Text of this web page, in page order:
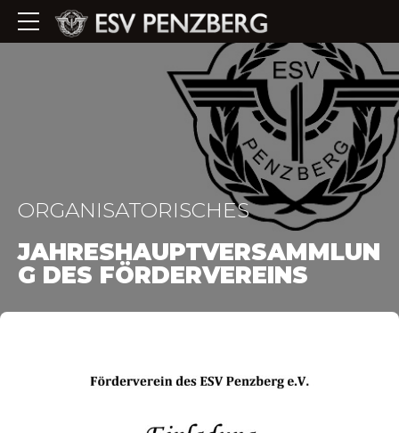
ORGANISATORISCHES
JAHRESHAUPTVERSAMMLUN
G DES FÖRDERVEREINS